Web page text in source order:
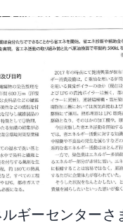
ルギーセンターさ